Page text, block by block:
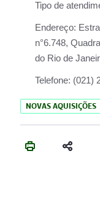
Tipo de
Endereço:
n°6.748,
do Rio de
Telefone: (021)
NOVAS AQUISIÇÕES